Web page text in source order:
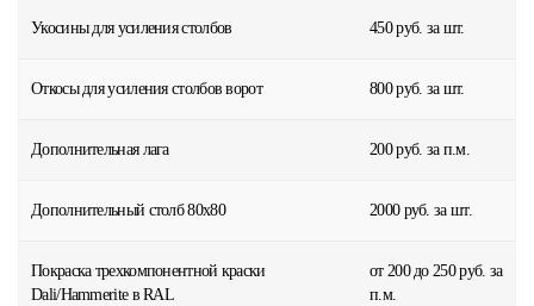
Укосины для усиления столбов 450 руб. за шт.
Откосы для усиления столбов ворот 800 руб. за шт.
Дополнительная лага 200 руб. за п.м.
Дополнительный столб 80x80 2000 руб. за шт.
Покраска трехкомпонентной краски
Dali/Hammerite в RAL
от 200 до 250 руб. за
п.м.